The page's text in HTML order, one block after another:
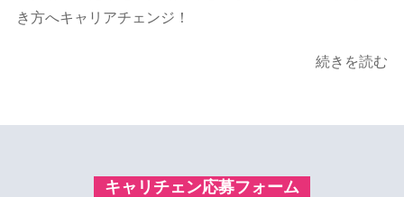
き方へキャリアチェンジ！
続きを読む
キャリチェン応募フォーム